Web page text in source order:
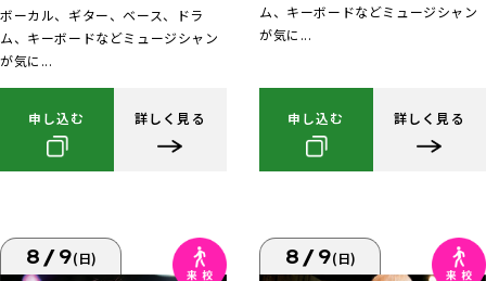
ボーカル、ギター、ベース、ドラ
ム、キーボードなどミュージシャン
が気に...
申し込む 詳しく見る
ム、キーボードなどミュージシャン
が気に...
申し込む 詳しく見る
8/9(日) 8/9(日)